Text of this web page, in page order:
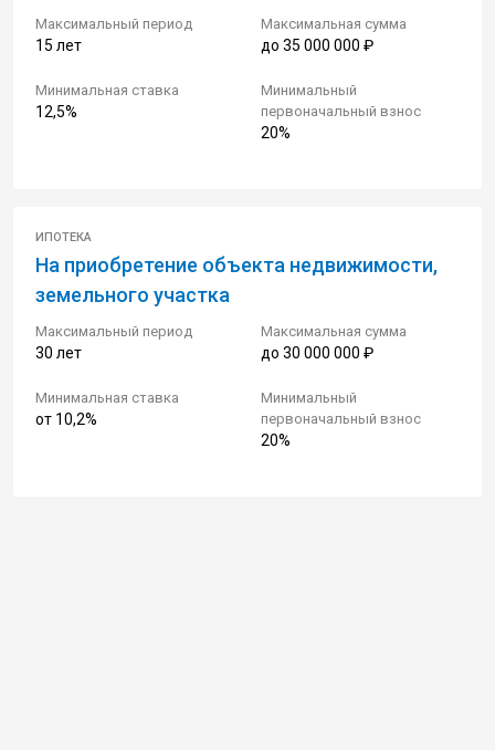
Максимальный период
15 лет
Максимальная сумма
до 35 000 000 ₽
Минимальная ставка
12,5%
Минимальный
первоначальный взнос
20%
ИПОТЕКА
На приобретение объекта недвижимости,
земельного участка
Максимальный период
30 лет
Максимальная сумма
до 30 000 000 ₽
Минимальная ставка
от 10,2%
Минимальный
первоначальный взнос
20%